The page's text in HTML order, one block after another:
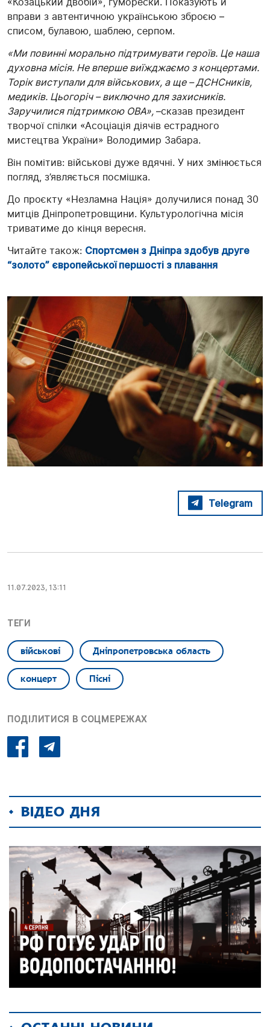
вправи з автентичною українською зброєю –
списом, булавою, шаблею, серпом.
«Ми повинні морально підтримувати героїв. Це наша
духовна місія. Не вперше виїжджаємо з концертами.
Торік виступалидля військових, а ще –ДСНСників,
медиків. Цьогоріч –виключно для захисників.
Заручилися підтримкою ОВА», –сказав президент
творчої спілки «Асоціація діячів естрадного
мистецтва України» Володимир Забара.
Він помітив: військові дуже вдячні. У них змінюється
погляд, з’являється посмішка.
До проєкту «Незламна Нація» долучилися понад 30
митців Дніпропетровщини. Культурологічна місія
триватиме до кінця вересня.
Читайте також: Спортсмен з Дніпра здобув друге
“золото” європейської першості з плавання
Telegram
11.07.2023, 13:11
ТЕГИ
військові Дніпропетровська область
концерт Пісні
ПОДІЛИТИСЯ В СОЦМЕРЕЖАХ
ВІДЕО ДНЯ